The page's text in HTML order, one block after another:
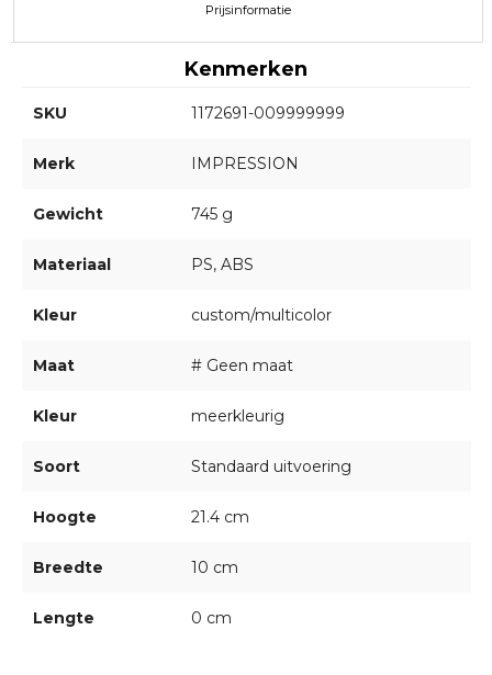
Prijsinformatie
Kenmerken
SKU 1172691-009999999
Merk IMPRESSION
Gewicht 745 g
Materiaal PS, ABS
Kleur custom/multicolor
Maat # Geen maat
Kleur meerkleurig
Soort Standaard uitvoering
Hoogte 21.4 cm
Breedte 10 cm
Lengte 0 cm